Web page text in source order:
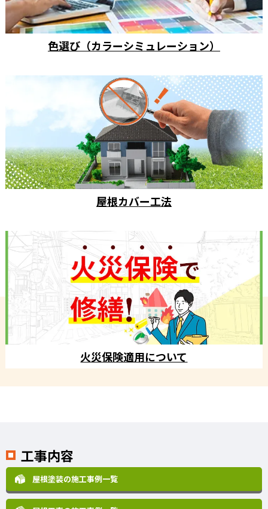
色選び（カラーシミュレーション）
屋根カバー工法
火災保険適用について
工事内容
屋根塗装の施工事例一覧